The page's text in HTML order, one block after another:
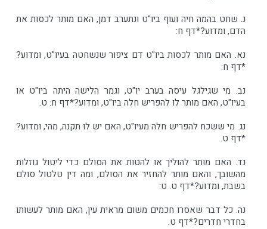
נ. שחט בהמה חיה ועוף ביו"ט ונתערב דמן, האם מותר לכסות את
הדם, ומדוע?*דף ח:
נא. האם מותר לכסות ביו"ט דם ציפור שנשחטה בעיו"ט, ומדוע?
*דף ח:
נב. מי שגילגל עיסה בערב יו"ט, וגמר הלישה היתה ביו"ט או
בעיו"ט, האם מותר לו להפריש חלה ביו"ט, ומדוע?*דף ח: ט.
נג. מי ששכח להפריש חלה מעיו"ט, האם יש לו תקנה, מהי, ומדוע?
*דף ט.
נד. האם מותר להוליך או להטות את הסולם כדי ליטול גוזלות
מהשובך, והאם מותר להחזיר את הסולם, ומה דין טלטול סולם
בשבת, ומדוע?*דף ט. ט:
נה. כל דבר שאסרו חכמים משום מראית עין, האם מותר לעשותו
בחדרי חדרים?*דף ט.